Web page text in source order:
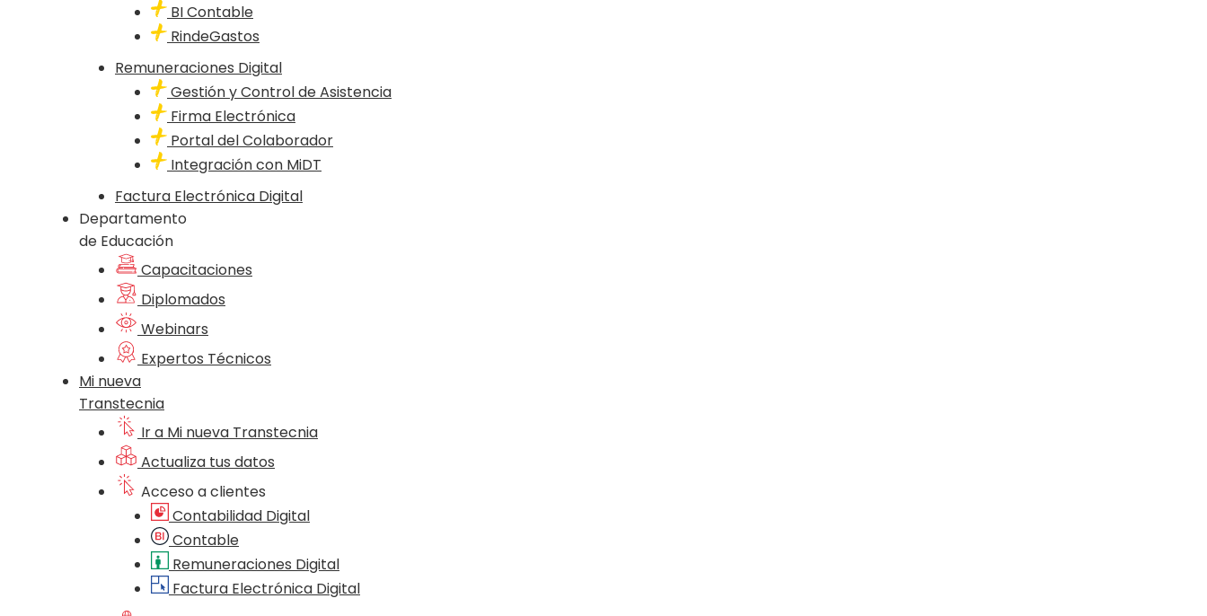
BI Contable
RindeGastos
Remuneraciones Digital
Gestión y Control de Asistencia
Firma Electrónica
Portal del Colaborador
Integración con MiDT
Factura Electrónica Digital
Departamento
de Educación
Capacitaciones
Diplomados
Webinars
Expertos Técnicos
Mi nueva
Transtecnia
Ir a Mi nueva Transtecnia
Actualiza tus datos
Acceso a clientes
Contabilidad Digital
Contable
Remuneraciones Digital
Factura Electrónica Digital